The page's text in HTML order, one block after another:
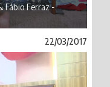
Fábio Ferraz -
22/03/2017